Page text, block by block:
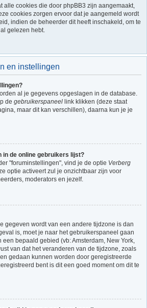
alle cookies die door phpBB3 zijn aangemaakt,
cookies zorgen ervoor dat je aangemeld wordt
indien de beheerder dit heeft inschakeld, om te
gelezen hebt.
en instellingen
al je gegevens opgeslagen in de database.
de gebruikerspaneel link klikken (deze staat
maar dit kan verschillen), daarna kun je je
in de online gebruikers lijst?
"foruminstellingen", vind je de optie Verberg
optie activeert zul je onzichtbaar zijn voor
moderators en jezelf.
gegeven wordt van een andere tijdzone is dan
is, moet je naar het gebruikerspaneel gaan
bepaald gebied (vb: Amsterdam, New York,
van dat het veranderen van de tijdzone, zoals
gedaan kunnen worden door geregistreerde
bent is dit een goed moment om dit te